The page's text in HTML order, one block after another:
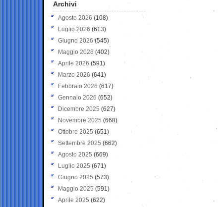
Archivi
Agosto 2026 (108)
Luglio 2026 (613)
Giugno 2026 (545)
Maggio 2026 (402)
Aprile 2026 (591)
Marzo 2026 (641)
Febbraio 2026 (617)
Gennaio 2026 (652)
Dicembre 2025 (627)
Novembre 2025 (668)
Ottobre 2025 (651)
Settembre 2025 (662)
Agosto 2025 (669)
Luglio 2025 (671)
Giugno 2025 (573)
Maggio 2025 (591)
Aprile 2025 (622)